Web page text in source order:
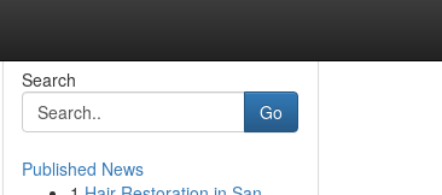
Search
Go
Published News